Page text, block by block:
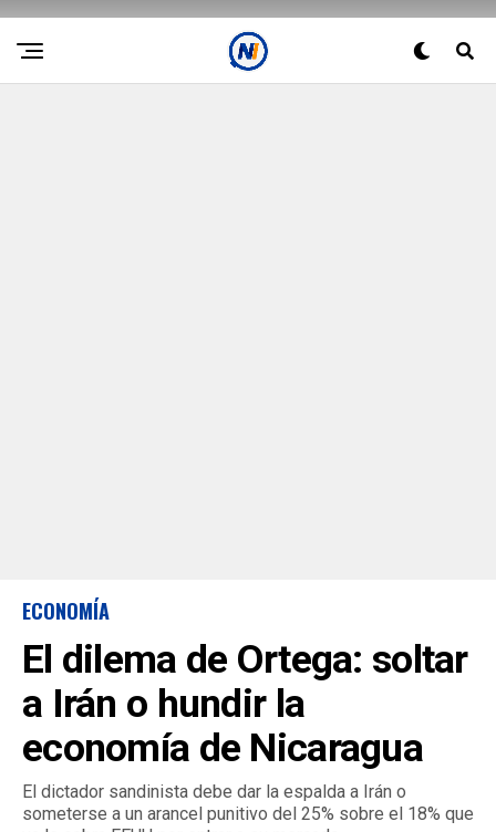
ECONOMÍA
El dilema de Ortega: soltar
a Irán o hundir la
economía de Nicaragua
El dictador sandinista debe dar la espalda a Irán o
someterse a un arancel punitivo del 25% sobre el 18% que